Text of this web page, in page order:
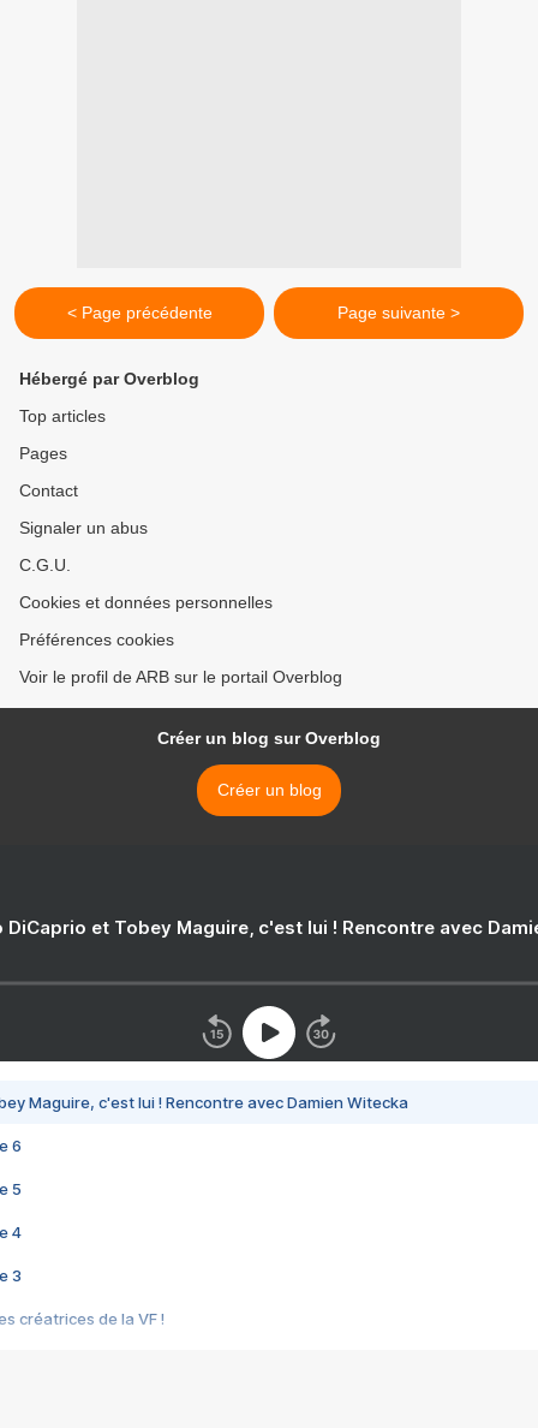
< Page précédente Page suivante >
Hébergé par Overblog
Top articles
Pages
Contact
Signaler un abus
C.G.U.
Cookies et données personnelles
Préférences cookies
Voir le profil de ARB sur le portail Overblog
Créer un blog sur Overblog
Créer un blog
DiCaprio et Tobey Maguire, c'est lui ! Rencontre avec
Maguire, c'est lui ! Rencontre avec Damien Witecka
6
5
4
3
créatrices de la VF !